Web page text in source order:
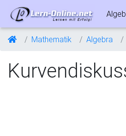
Mathematik Algebra